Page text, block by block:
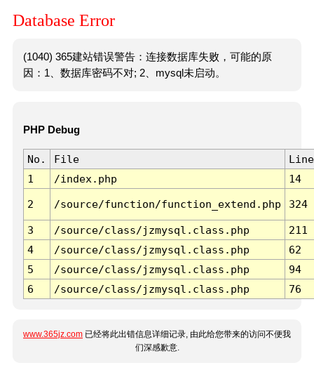
Database Error
(1040) 365建站错误警告：连接数据库失败，可能的原
因：1、数据库密码不对; 2、mysql未启动。
PHP Debug
No. File
Line
1
/index.php 14
2 /source/function/function_extend.php 324
3 /source/class/jzmysql.class.php
211
4
/source/class/jzmysql.class.php
62
5
/source/class/jzmysql.class.php
94
6
/source/class/jzmysql.class.php 76
www.365jz.com 已经将此出错信息详细记录, 由此给您带来的访问不便我
们深感歉意.